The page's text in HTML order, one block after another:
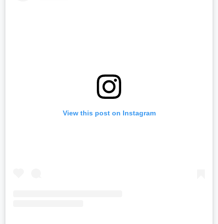
View this post on Instagram